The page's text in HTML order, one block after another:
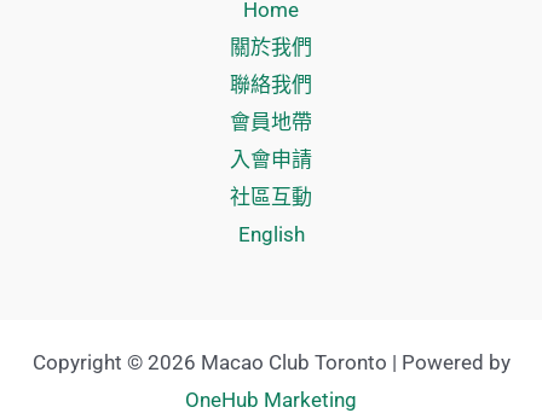
Home
關於我們
聯絡我們
會員地帶
入會申請
社區互動
English
Copyright © 2026 Macao Club Toronto | Powered by
OneHub Marketing